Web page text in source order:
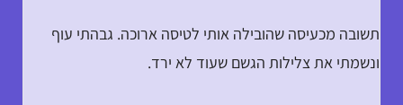
תשובה מכעיסה שהובילה אותי לטיסה ארוכה. גבהתי עוף
ונשמתי את צלילות הגשם שעוד לא ירד.